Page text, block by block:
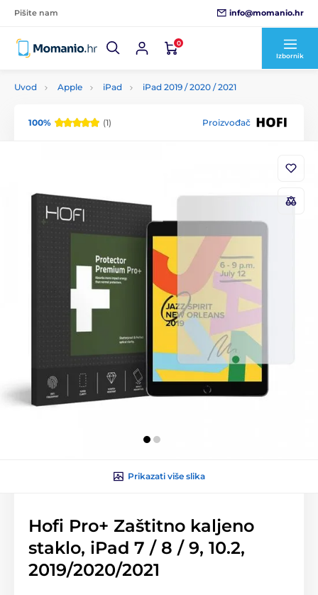
Pišite nam info@momanio.hr
0
Izbornik
Uvod Apple iPad iPad 2019 / 2020 / 2021
100% (1) Proizvođač
Prikazati više slika
Hofi Pro+ Zaštitno kaljeno
staklo, iPad 7 / 8 / 9, 10.2,
2019/2020/2021